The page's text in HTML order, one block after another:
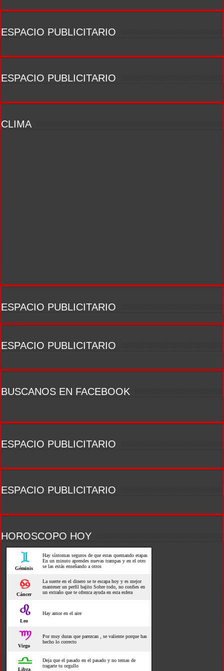
ESPACIO PUBLICITARIO
ESPACIO PUBLICITARIO
CLIMA
ESPACIO PUBLICITARIO
ESPACIO PUBLICITARIO
BUSCANOS EN FACEBOOK
ESPACIO PUBLICITARIO
ESPACIO PUBLICITARIO
HOROSCOPO HOY